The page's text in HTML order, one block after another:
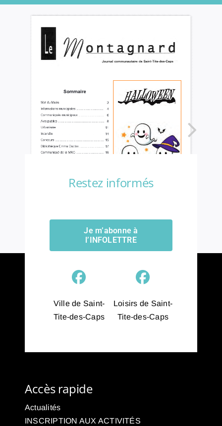
Restez informés
Je m’abonne à
l’INFOLETTRE
Ville de Saint-
Tite-des-Caps
Loisirs de Saint-
Tite-des-Caps
Accès rapide
Actualités
INSCRIPTION AUX ACTIVITÉS